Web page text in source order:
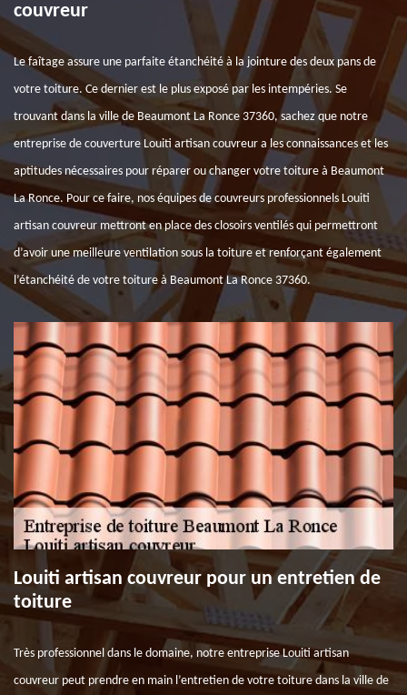
couvreur
Le faîtage assure une parfaite étanchéité à la jointure des deux pans de
votre toiture. Ce dernier est le plus exposé par les intempéries. Se
trouvant dans la ville de Beaumont La Ronce 37360, sachez que notre
entreprise de couverture Louiti artisan couvreur a les connaissances et les
aptitudes nécessaires pour réparer ou changer votre toiture à Beaumont
La Ronce. Pour ce faire, nos équipes de couvreurs professionnels Louiti
artisan couvreur mettront en place des closoirs ventilés qui permettront
d’avoir une meilleure ventilation sous la toiture et renforçant également
l’étanchéité de votre toiture à Beaumont La Ronce 37360.
Louiti artisan couvreur pour un entretien de
toiture
Très professionnel dans le domaine, notre entreprise Louiti artisan
couvreur peut prendre en main l’entretien de votre toiture dans la ville de